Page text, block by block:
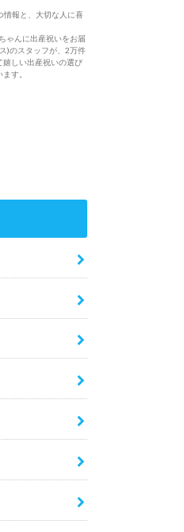
情報と、大切な人に喜
ゃんに出産祝いをお届
)のスタッフが、2万件
嬉しい出産祝いの選び
す。